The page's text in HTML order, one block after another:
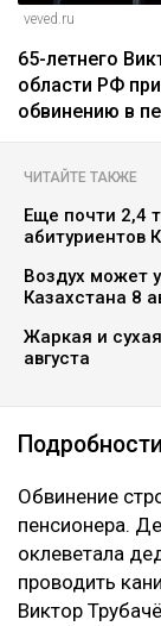
veved.ru
65-летнего
области РФ
обвинению в
ЧИТАЙТЕ ТАКЖЕ
Еще почти 2,4
абитуриентов
Воздух может
Казахстана 8
Жаркая и
августа
Подробности
Обвинение
пенсионера.
оклеветала
проводить
Виктор